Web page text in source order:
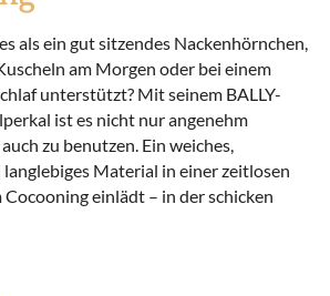
als ein gut sitzendes Nackenhörnchen,
am Morgen oder bei einem
unterstützt? Mit seinem BALLY-
ist es nicht nur angenehm
zu benutzen. Ein weiches,
Material in einer zeitlosen
einlädt – in der schicken